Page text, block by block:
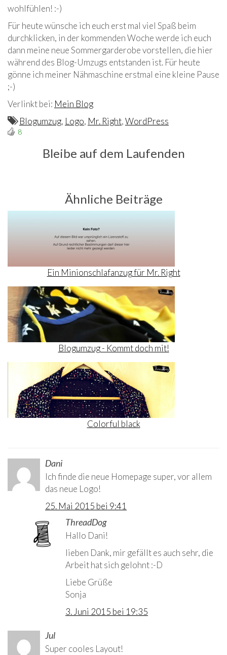
wohlfühlen! :-)
Für heute wünsche ich euch erst mal viel Spaß beim
durchklicken, in der kommenden Woche werde ich euch
dann meine neue Sommergarderobe vorstellen, die hier
während des Blog-Umzugs entstanden ist. Für heute
gönne ich meiner Nähmaschine erstmal eine kleine Pause
;-)
Verlinkt bei: Mein Blog
Blogumzug, Logo, Mr. Right,WordPress
8
Bleibe auf dem Laufenden
Ähnliche Beiträge
Ein Minionschlafanzug für Mr. Right
Blogumzug - Kommt doch mit!
Colorful black
Dani
Ich finde die neue Homepage super, vor allem
das neue Logo!
25. Mai 2015 bei 9:41
ThreadDog
Hallo Dani!
lieben Dank, mir gefällt es auch sehr, die
Arbeit hat sich gelohnt :-D
Liebe Grüße
Sonja
3. Juni 2015 bei 19:35
Jul
Super cooles Layout!